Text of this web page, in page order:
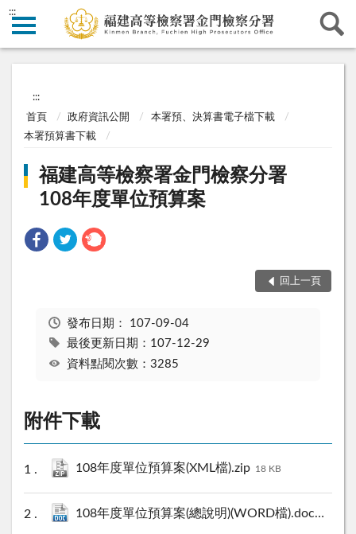
:::
:::
首頁 政府資訊公開
本署預、決算書電子檔下載
本署預算書下載
福建高等檢察署金門檢察分署
108年度單位預算案
回上一頁
發布日期： 107-09-04
最後更新日期：107-12-29
資料點閱次數：3285
附件下載
108年度單位預算案(XML檔).zip 18 KB
108年度單位預算案(總說明)(WORD檔).doc 109 KB